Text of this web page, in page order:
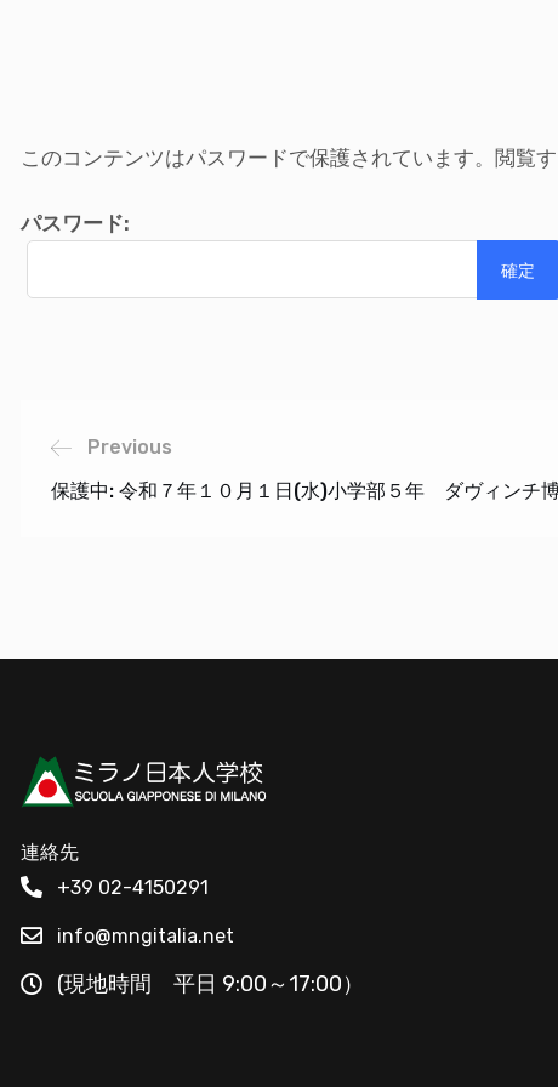
このコンテンツはパスワードで保護されています。閲覧
パスワード:
Previous
保護中: 令和７年１０月１日(水)小学部５年 ダヴィンチ
連絡先
+39 02-4150291
info@mngitalia.net
(現地時間 平日 9:00～17:00）